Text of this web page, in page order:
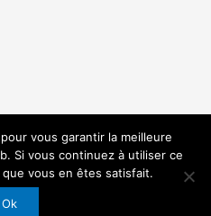
vous garantir la meilleure
Si vous continuez à utiliser ce
vous en êtes satisfait.
Ok